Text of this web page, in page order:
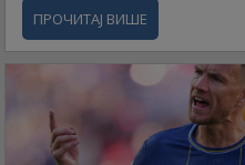
ПРОЧИТАЈ ВИШЕ